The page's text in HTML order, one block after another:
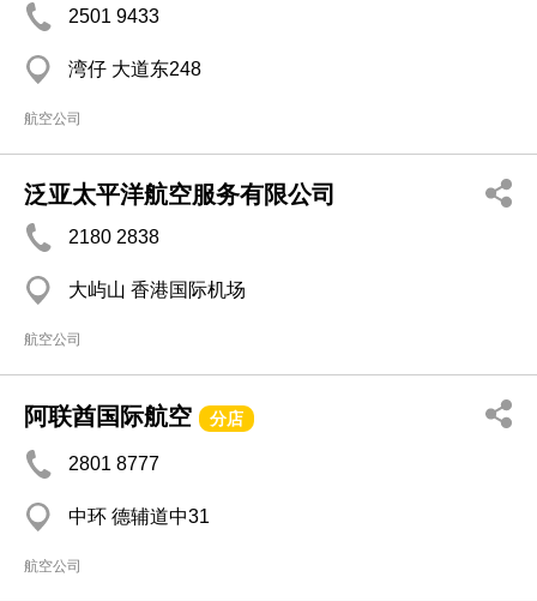
2501 9433
湾仔 大道东248
航空公司
泛亚太平洋航空服务有限公司
2180 2838
大屿山 香港国际机场
航空公司
阿联酋国际航空 分店
2801 8777
中环 德辅道中31
航空公司